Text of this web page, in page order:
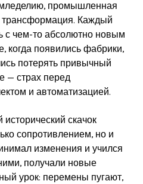
промышленная
Каждый
с чем-то абсолютно новым
когда появились фабрики,
потерять привычный
— страх перед
и автоматизацией.
скачок
сопротивлением, но и
изменения и учился
получали новые
урок: перемены пугают,